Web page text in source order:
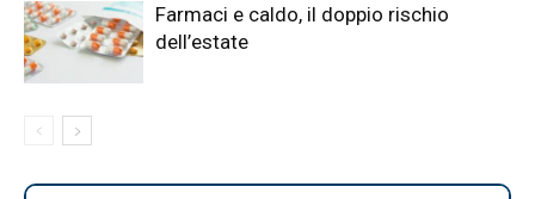
Farmaci e caldo, il doppio rischio
dell’estate